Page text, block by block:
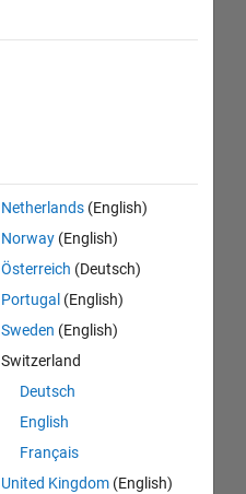
Netherlands(English)
Norway(English)
Österreich (Deutsch)
Portugal (English)
Sweden (English)
Switzerland
Deutsch
English
Français
United Kingdom(English)